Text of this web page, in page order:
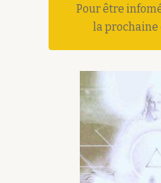
Pour être
la prochaine